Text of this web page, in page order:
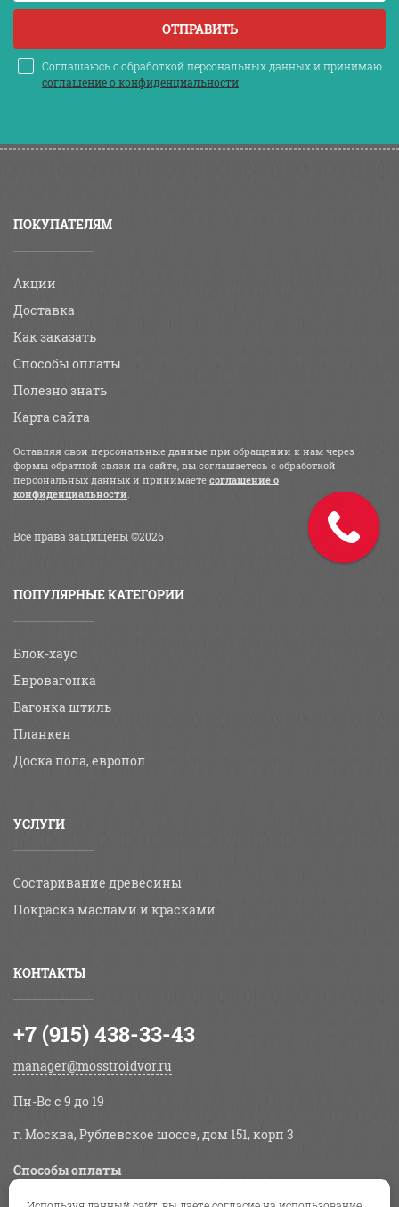
ОТПРАВИТЬ
Соглашаюсь с обработкой персональных данных и принимаю
соглашение о конфиденциальности
ПОКУПАТЕЛЯМ
Акции
Доставка
Как заказать
Способы оплаты
Полезно знать
Карта сайта
Оставляя свои персональные данные при обращении к нам через
формы обратной связи на сайте, вы соглашаетесь с обработкой
персональных данных и принимаете соглашение о
конфиденциальности.
Все права защищены ©2026
ПОПУЛЯРНЫЕ КАТЕГОРИИ
Блок-хаус
Евровагонка
Вагонка штиль
Планкен
Доска пола, европол
УСЛУГИ
Состаривание древесины
Покраска маслами и красками
КОНТАКТЫ
+7 (915) 438-33-43
manager@mosstroidvor.ru
Пн-Вс c 9 до 19
г. Москва, Рублевское шоссе, дом 151, корп 3
Способы оплаты